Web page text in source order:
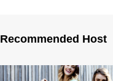
Recommended Host